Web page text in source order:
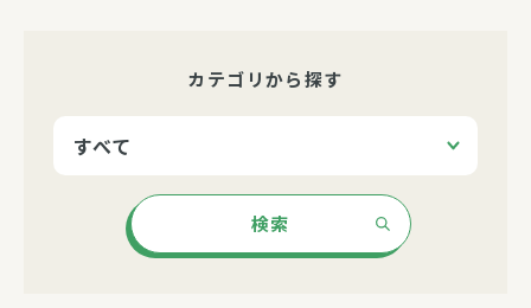
カテゴリから探す
検索